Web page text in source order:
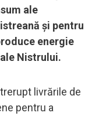
ale
și pentru
energie
Nistrului.
livrările de
pentru a